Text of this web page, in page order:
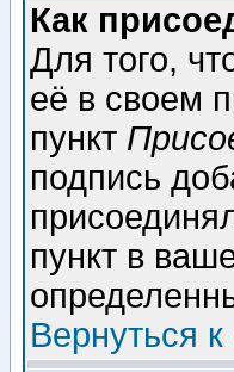
Как
Для того,
её в своем
пункт
подпись
пункт в
Вернуться